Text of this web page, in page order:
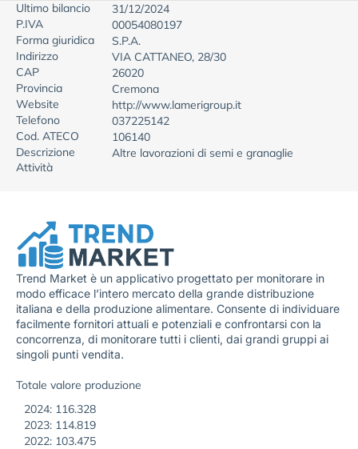
Ultimo bilancio
31/12/2024
P.IVA
00054080197
Forma giuridica
S.P.A.
Indirizzo
VIA CATTANEO, 28/30
CAP
26020
Provincia
Cremona
Website
http://www.lamerigroup.it
Telefono
037225142
Cod. ATECO
106140
Descrizione
Attività
Altre lavorazioni di semi e granaglie
Trend Market è un applicativo progettato per monitorare in
modo efficace l’intero mercato della grande distribuzione
italiana e della produzione alimentare. Consente di individuare
facilmente fornitori attuali e potenziali e confrontarsi con la
concorrenza, di monitorare tutti i clienti, dai grandi gruppi ai
singoli punti vendita.
Totale valore produzione
2024: 116.328
2023: 114.819
2022: 103.475